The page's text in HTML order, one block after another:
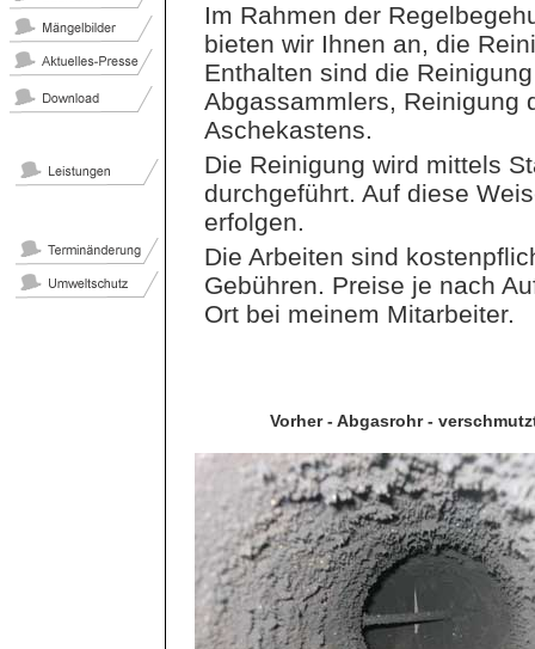
Im Rahmen der
bieten wir Ihnen an, die
Enthalten sind die
Abgassammlers, Reinigung
Aschekastens.
Die Reinigung wird mittels
durchgeführt. Auf diese
erfolgen.
Die Arbeiten sind
Gebühren. Preise je nach
Ort bei meinem Mitarbeiter.
Vorher - Abgasrohr -